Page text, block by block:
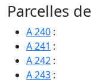
Parcelles
A 240 :
A 241 :
A 242 :
A 243 :